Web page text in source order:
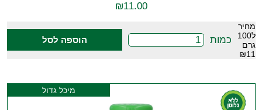
₪11.00
מחיר
ל100
גרם
₪11
כמות הוספה לסל
מיכל גדול